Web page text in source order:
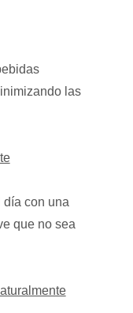
las
con una
que no sea